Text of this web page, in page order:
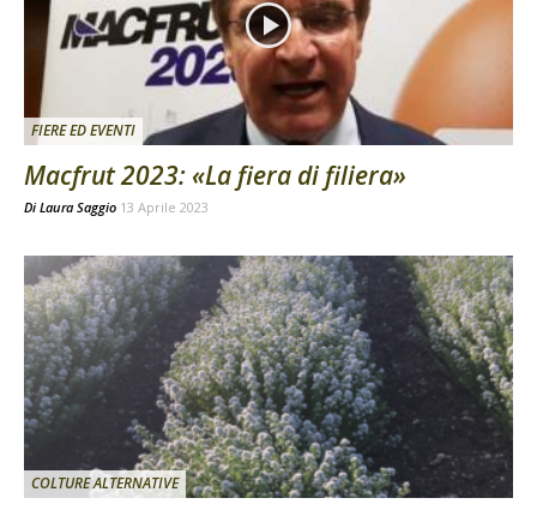
FIERE ED EVENTI
Macfrut 2023: «La fiera di filiera»
Di Laura Saggio 13 Aprile 2023
COLTURE ALTERNATIVE